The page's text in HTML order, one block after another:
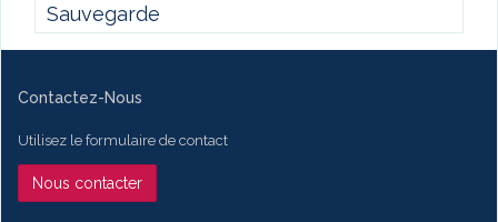
Sauvegarde
Contactez-Nous
Utilisez le formulaire de contact
Nous contacter